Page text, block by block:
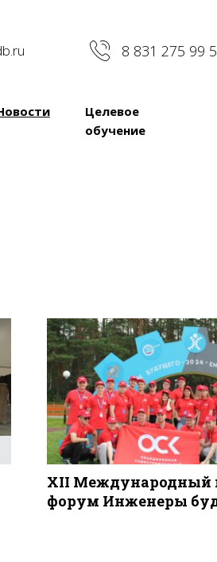
8 831 275 99
Целевое
обучение
XII Международный
форум Инженеры